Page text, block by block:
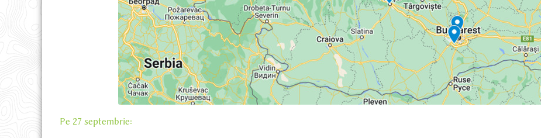
VIEW IN ENGLISH
REDIRECȚIONEAZĂ 3.5%
PARTENERIATE ȘI CSR
Pe 27 septembrie: